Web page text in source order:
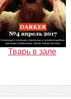
Тварь в зале